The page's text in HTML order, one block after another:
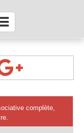
complète,